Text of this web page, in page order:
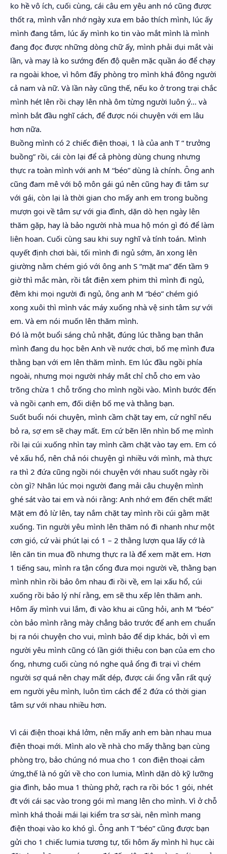
ko hề vô ích, cuối cùng, cái câu em yêu anh nó cũng được
thốt ra, mình vẫn nhớ ngày xưa em bảo thích mình, lúc ấy
mình đang tắm, lúc ấy mình ko tin vào mắt mình là mình
đang đọc được những dòng chữ ấy, mình phải dụi mắt vài
lần, và may là ko sướng đến độ quên mặc quần áo để chạy
ra ngoài khoe, vì hôm đấy phòng trọ mình khá đông người
cả nam và nữ. Và lần này cũng thế, nếu ko ở trong trại chắc
mình hét lên rồi chạy lên nhà ôm từng người luôn ý… và
mình bắt đầu nghĩ cách, để được nói chuyện với em lâu
hơn nữa.
Buồng mình có 2 chiếc điện thoại, 1 là của anh T “ trưởng
buồng” rồi, cái còn lại để cả phòng dùng chung nhưng
thực ra toàn mình với anh M “béo” dùng là chính. Ông anh
cũng đam mê với bộ môn gái gú nên cũng hay đi tâm sự
với gái, còn lại là thời gian cho mấy anh em trong buồng
mượn gọi về tâm sự với gia đình, dặn dò hẹn ngày lên
thăm gặp, hay là bảo người nhà mua hộ món gì đó để làm
liên hoan. Cuối cùng sau khi suy nghĩ và tính toán. Mình
quyết định chơi bài, tối mình đi ngủ sớm, ăn xong lên
giường nằm chém gió với ông anh S “mặt ma” đến tầm 9
giờ thì mắc màn, rồi tắt điện xem phim thì mình đi ngủ,
đêm khi mọi người đi ngủ, ông anh M “béo” chém gió
xong xuôi thì mình vác máy xuống nhà vệ sinh tâm sự với
em. Và em nói muốn lên thăm mình.
Đó là một buổi sáng chủ nhật, đúng lúc thằng bạn thân
mình đang du học bên Anh về nước chơi, bố mẹ mình đưa
thằng bạn với em lên thăm mình. Em lúc đầu ngồi phía
ngoài, nhưng mọi người nháy mắt chỉ chỗ cho em vào
trõng chừa 1 chỗ trống cho mình ngồi vào. Mình bước đến
và ngồi cạnh em, đối diện bố mẹ và thằng bạn.
Suốt buổi nói chuyện, mình cầm chặt tay em, cứ nghĩ nếu
bỏ ra, sợ em sẽ chạy mất. Em cứ bẽn lẽn nhìn bố mẹ mình
rồi lại cúi xuống nhìn tay mình cầm chặt vào tay em. Em có
vẻ xấu hổ, nên chả nói chuyện gì nhiều với mình, mà thực
ra thì 2 đứa cũng ngồi nói chuyện với nhau suốt ngày rồi
còn gì? Nhân lúc mọi người đang mải câu chuyện mình
ghé sát vào tai em và nói rằng: Anh nhớ em đến chết mất!
Mặt em đỏ lừ lên, tay nắm chặt tay mình rồi cúi gằm mặt
xuống. Tin người yêu mình lên thăm nó đi nhanh như một
cơn gió, cứ vài phút lại có 1 – 2 thằng lượn qua lấy cớ là
lên căn tin mua đồ nhưng thực ra là để xem mặt em. Hơn
1 tiếng sau, mình ra tận cổng đưa mọi người về, thằng bạn
mình nhìn rồi bảo ôm nhau đi rồi về, em lại xấu hổ, cúi
xuống rồi bảo lý nhí rằng, em sẽ thu xếp lên thăm anh.
Hôm ấy mình vui lắm, đi vào khu ai cũng hỏi, anh M “béo”
còn bảo mình rằng mày chẳng bảo trước để anh em chuẩn
bị ra nói chuyện cho vui, mình bảo để dịp khác, bởi vì em
người yêu mình cũng có lần giới thiệu con bạn của em cho
ổng, nhưng cuối cùng nó nghe quả ổng đi trại vì chém
người sợ quá nên chạy mất dép, được cái ổng vẫn rất quý
em người yêu mình, luôn tìm cách để 2 đứa có thời gian
tâm sự với nhau nhiều hơn.
Vì cái điện thoại khá lởm, nên mấy anh em bàn nhau mua
điện thoại mới. Mình alo về nhà cho mấy thằng bạn cùng
phòng trọ, bảo chúng nó mua cho 1 con điện thoại cảm
ứng,thế là nó gửi về cho con lumia, Mình dặn dò kỹ lưỡng
gia đình, bảo mua 1 thùng phở, rạch ra rồi bóc 1 gói, nhét
đt với cái sạc vào trong gói mì mang lên cho mình. Vì ở chỗ
mình khá thoải mái lại kiểm tra sơ sài, nên mình mang
điện thoại vào ko khó gì. Ông anh T “béo” cũng được bạn
gửi cho 1 chiếc lumia tương tự, tối hôm ấy mình hì hục cài